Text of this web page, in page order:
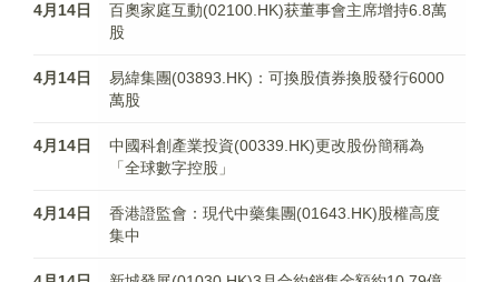
4月14日
百奧家庭互動(02100.HK)获董事會主席增持6.8萬
股
4月14日
易緯集團(03893.HK)：可換股債券換股發行6000
萬股
4月14日
中國科創產業投資(00339.HK)更改股份簡稱為
「全球數字控股」
4月14日
香港證監會：現代中藥集團(01643.HK)股權高度
集中